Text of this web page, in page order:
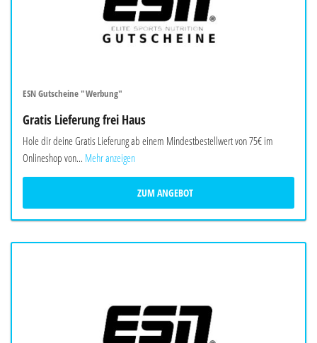
ESN Gutscheine "Werbung"
Gratis Lieferung frei Haus
Hole dir deine Gratis Lieferung ab einem Mindestbestellwert von 75€ im
Onlineshop von... Mehr anzeigen
ZUM ANGEBOT